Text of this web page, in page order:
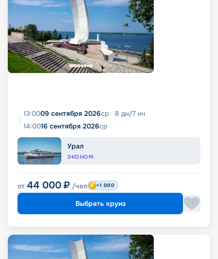
13:0009 сентября 2026ср 8 дн/7 нч
14:0016 сентября 2026ср
Урал
ЭКОНОМ
от 44 000 ₽ /чел +1 000
Выбрать круиз